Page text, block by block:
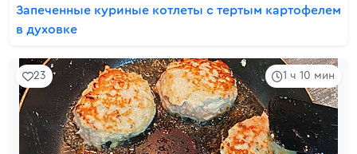
Запеченные куриные котлеты с тертым картофелем
в духовке
1 ч 10 мин
23